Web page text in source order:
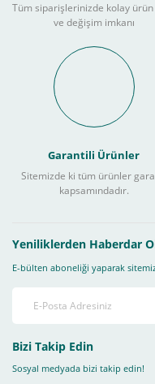
Tüm siparişlerinizde kolay ürün
ve değişim imkanı
Garantili Ürünler
Sitemizde ki tüm ürünler
kapsamındadır.
Yeniliklerden Haberdar
E-bülten aboneliği yaparak
Bizi Takip Edin
Sosyal medyada bizi takip edin!